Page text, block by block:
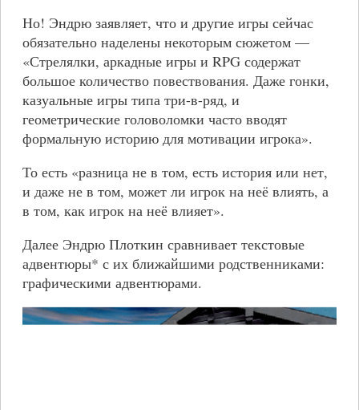
Но! Эндрю заявляет, что и другие игры сейчас
обязательно наделены некоторым сюжетом —
«Стрелялки, аркадные игры и RPG содержат
большое количество повествования. Даже гонки,
казуальные игры типа три-в-ряд, и
геометрические головоломки часто вводят
формальную историю для мотивации игрока».
То есть «разница не в том, есть история или нет,
и даже не в том, может ли игрок на неё влиять, а
в том, как игрок на неё влияет».
Далее Эндрю Плоткин сравнивает текстовые
адвентюры* с их ближайшими родственниками:
графическими адвентюрами.